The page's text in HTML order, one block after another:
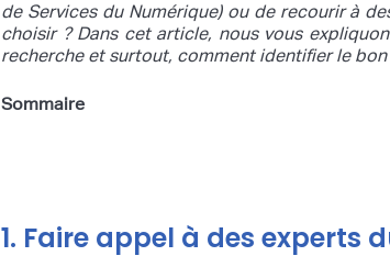
de Services du Numérique) ou de recourir à
choisir ? Dans cet article, nous vous
recherche et surtout, comment identifier le
Sommaire
1. Faire appel à des experts